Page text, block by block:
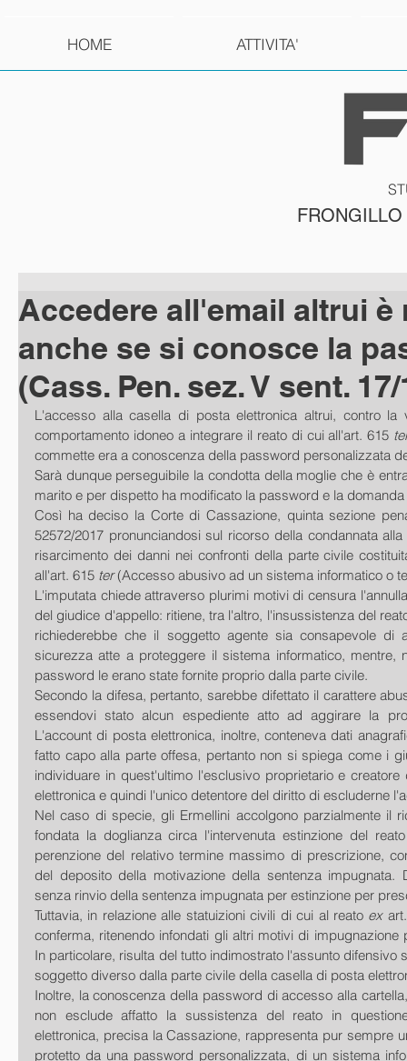
HOME ATTIVITA'
Accedere all'email altrui è
anche se si conosce la
(Cass. Pen. sez. V sent. 17/
L'accesso alla casella di posta elettronica altrui, contro la
comportamento idoneo a integrare il reato di cui all'art. 615
commette era a conoscenza della password personalizzata
Sarà dunque perseguibile la condotta della moglie che è
marito e per dispetto ha modificato la password e la
Così ha deciso la Corte di Cassazione, quinta sezione
52572/2017 pronunciandosi sul ricorso della condannata
risarcimento dei danni nei confronti della parte civile
all'art. 615 ter (Accesso abusivo ad un sistema informatico o
L'imputata chiede attraverso plurimi motivi di censura
del giudice d'appello: ritiene, tra l'altro, l'insussistenza del
richiederebbe che il soggetto agente sia consapevole di
sicurezza atte a proteggere il sistema informatico, mentre,
password le erano state fornite proprio dalla parte civile.
Secondo la difesa, pertanto, sarebbe difettato il carattere
essendovi stato alcun espediente atto ad aggirare la
L'account di posta elettronica, inoltre, conteneva dati
fatto capo alla parte offesa, pertanto non si spiega come i
individuare in quest'ultimo l'esclusivo proprietario e
elettronica e quindi l'unico detentore del diritto di escluderne
Nel caso di specie, gli Ermellini accolgono parzialmente il
fondata la doglianza circa l'intervenuta estinzione del
perenzione del relativo termine massimo di prescrizione,
del deposito della motivazione della sentenza impugnata.
senza rinvio della sentenza impugnata per estinzione per
Tuttavia, in relazione alle statuizioni civili di cui al reato ex
conferma, ritenendo infondati gli altri motivi di impugnazione
In particolare, risulta del tutto indimostrato l'assunto difensivo
soggetto diverso dalla parte civile della casella di posta
Inoltre, la conoscenza della password di accesso alla
non esclude affatto la sussistenza del reato in
elettronica, precisa la Cassazione, rappresenta pur sempre
protetto da una password personalizzata, di un sistema